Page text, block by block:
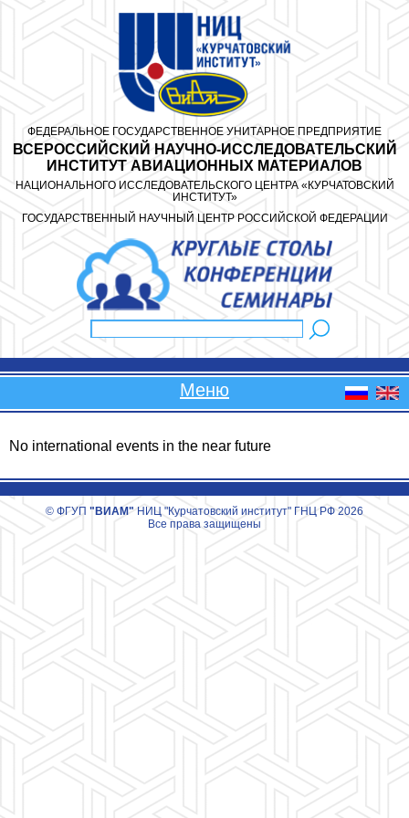
ФЕДЕРАЛЬНОЕ ГОСУДАРСТВЕННОЕ УНИТАРНОЕ ПРЕДПРИЯТИЕ
ВСЕРОССИЙСКИЙ НАУЧНО-ИССЛЕДОВАТЕЛЬСКИЙ
ИНСТИТУТ АВИАЦИОННЫХ МАТЕРИАЛОВ
НАЦИОНАЛЬНОГО ИССЛЕДОВАТЕЛЬСКОГО ЦЕНТРА «КУРЧАТОВСКИЙ
ИНСТИТУТ»
ГОСУДАРСТВЕННЫЙ НАУЧНЫЙ ЦЕНТР РОССИЙСКОЙ ФЕДЕРАЦИИ
Форма поиска
Меню
No international events in the near future
© ФГУП "ВИАМ" НИЦ "Курчатовский институт" ГНЦ РФ 2026
Все права защищены